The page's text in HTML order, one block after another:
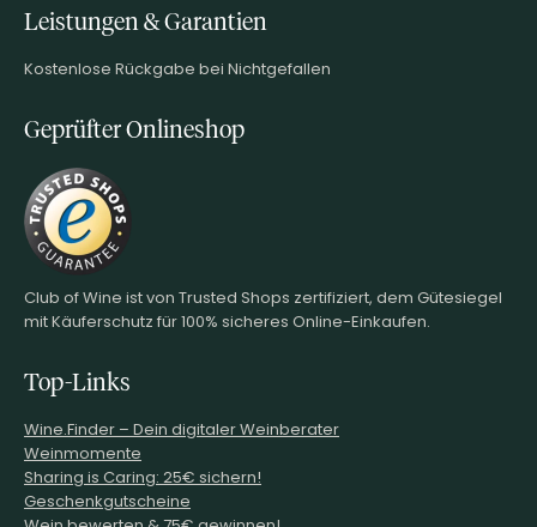
Leistungen & Garantien
Kostenlose Rückgabe bei Nichtgefallen
Geprüfter Onlineshop
Club of Wine ist von Trusted Shops zertifiziert, dem Gütesiegel
mit Käuferschutz für 100% sicheres Online-Einkaufen.
Top-Links
Wine.Finder – Dein digitaler Weinberater
Weinmomente
Sharing is Caring: 25€ sichern!
Geschenkgutscheine